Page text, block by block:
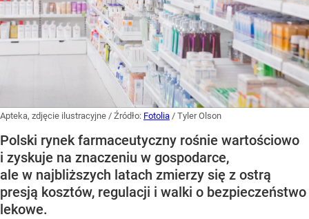
Apteka, zdjęcie ilustracyjne / Źródło: Fotolia / Tyler Olson
Polski rynek farmaceutyczny rośnie wartościowo
i zyskuje na znaczeniu w gospodarce,
ale w najbliższych latach zmierzy się z ostrą
presją kosztów, regulacji i walki o bezpieczeństwo
lekowe.